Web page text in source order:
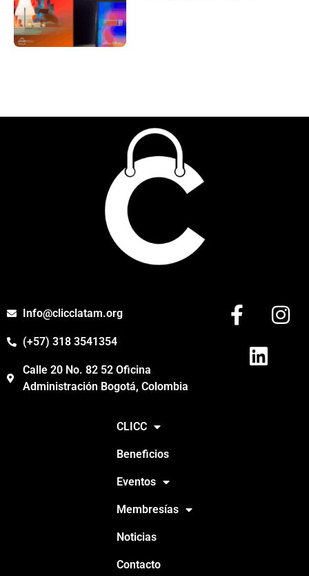
Info@clicclatam.org
(+57) 318 3541354
Calle 20 No. 82 52 Oficina
Administración Bogotá, Colombia
CLICC
Beneficios
Eventos
Membresías
Noticias
Contacto